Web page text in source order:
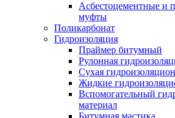
Асбестоцементные и
муфты
Поликарбонат
Гидроизоляция
Праймер битумный
Рулонная
Сухая
Жидкие
Вспомогательный
материал
Битумная мастика